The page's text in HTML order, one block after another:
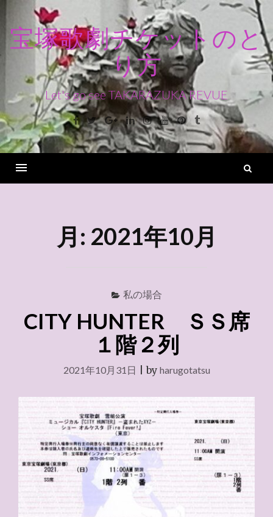
ン
ス
キ
ッ
宝塚歌劇チケットのと
り方
Let's go see TAKARAZUKA REVUE
Facebook
TwitterGoogle+LinkedinInstagram
YoutubePinterest
Tumblr
月: 2021年10月
私の場合
CITY HUNTER ＳＳ席
１階２列
2021年10月31日 |by harugotatsu